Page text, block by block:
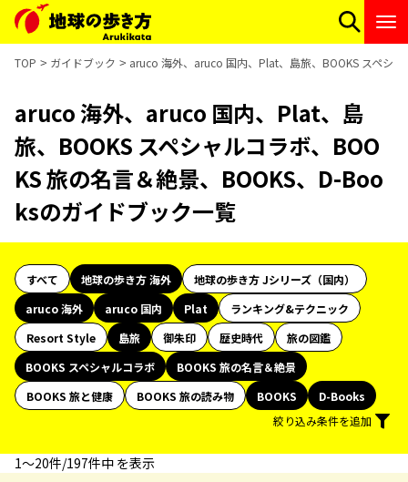
TOP ガイドブック aruco 海外、aruco 国内、Plat、島旅、BOOKS スペシ
aruco 海外、aruco 国内、Plat、島
旅、BOOKS スペシャルコラボ、BOO
KS 旅の名言＆絶景、BOOKS、D-Boo
ksのガイドブック一覧
すべて 地球の歩き方 海外
地球の歩き方 Jシリーズ（国内）
aruco 海外
aruco 国内 Plat
ランキング&テクニック
Resort Style
島旅 御朱印 歴史時代
旅の図鑑
BOOKS スペシャルコラボ
BOOKS 旅の名言＆絶景
BOOKS 旅と健康
BOOKS 旅の読み物 BOOKS
D-Books
絞り込み条件を追加
1〜20件/197件中 を表示